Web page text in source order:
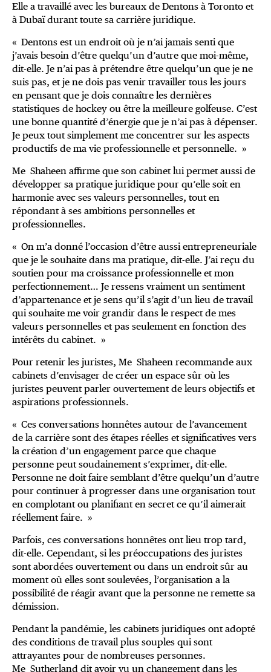
Elle a travaillé avec les bureaux de Dentons à Toronto et
à Dubaï durant toute sa carrière juridique.
« Dentons est un endroit où je n’ai jamais senti que
j’avais besoin d’être quelqu’un d’autre que moi-même,
dit-elle. Je n’ai pas à prétendre être quelqu’un que je ne
suis pas, et je ne dois pas venir travailler tous les jours
en pensant que je dois connaître les dernières
statistiques de hockey ou être la meilleure golfeuse. C’est
une bonne quantité d’énergie que je n’ai pas à dépenser.
Je peux tout simplement me concentrer sur les aspects
productifs de ma vie professionnelle et personnelle. »
Me Shaheen affirme que son cabinet lui permet aussi de
développer sa pratique juridique pour qu’elle soit en
harmonie avec ses valeurs personnelles, tout en
répondant à ses ambitions personnelles et
professionnelles.
« On m’a donné l’occasion d’être aussi entrepreneuriale
que je le souhaite dans ma pratique, dit-elle. J’ai reçu du
soutien pour ma croissance professionnelle et mon
perfectionnement… Je ressens vraiment un sentiment
d’appartenance et je sens qu’il s’agit d’un lieu de travail
qui souhaite me voir grandir dans le respect de mes
valeurs personnelles et pas seulement en fonction des
intérêts du cabinet. »
Pour retenir les juristes, Me Shaheen recommande aux
cabinets d’envisager de créer un espace sûr où les
juristes peuvent parler ouvertement de leurs objectifs et
aspirations professionnels.
« Ces conversations honnêtes autour de l’avancement
de la carrière sont des étapes réelles et significatives vers
la création d’un engagement parce que chaque
personne peut soudainement s’exprimer, dit-elle.
Personne ne doit faire semblant d’être quelqu’un d’autre
pour continuer à progresser dans une organisation tout
en complotant ou planifiant en secret ce qu’il aimerait
réellement faire. »
Parfois, ces conversations honnêtes ont lieu trop tard,
dit-elle. Cependant, si les préoccupations des juristes
sont abordées ouvertement ou dans un endroit sûr au
moment où elles sont soulevées, l’organisation a la
possibilité de réagir avant que la personne ne remette sa
démission.
Pendant la pandémie, les cabinets juridiques ont adopté
des conditions de travail plus souples qui sont
attrayantes pour de nombreuses personnes.
Me Sutherland dit avoir vu un changement dans les